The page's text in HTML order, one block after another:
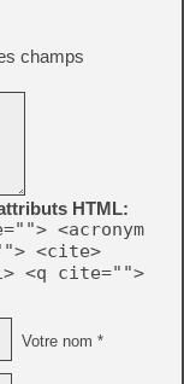
champs
HTML:
<acronym
<cite>
<q cite="">
Votre nom *